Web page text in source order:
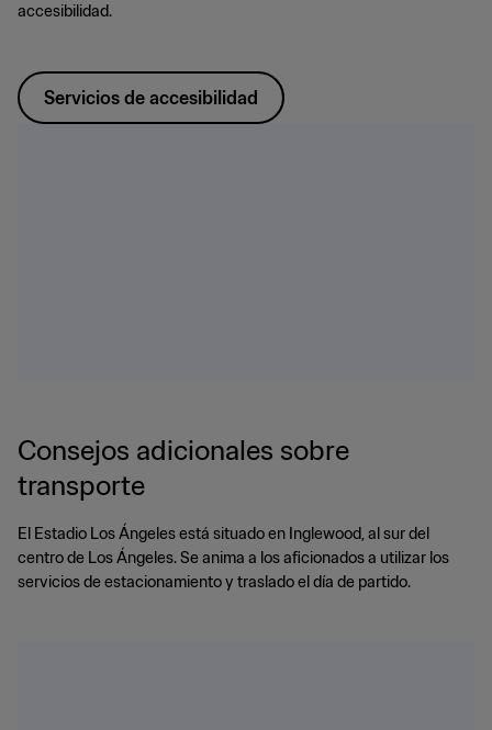
accesibilidad.
Servicios de accesibilidad
Consejos adicionales sobre
transporte
El Estadio Los Ángeles está situado en Inglewood, al sur del
centro de Los Ángeles. Se anima a los aficionados a utilizar los
servicios de estacionamiento y traslado el día de partido.